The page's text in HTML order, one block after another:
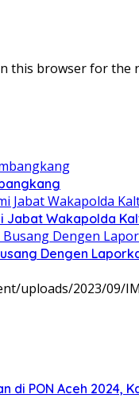
this browser for the
Jabat Wakapolda
Dengen
uploads/2023/09/
di PON Aceh 2024,